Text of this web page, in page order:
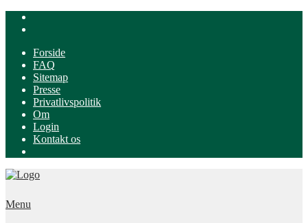
Forside
FAQ
Sitemap
Presse
Privatlivspolitik
Om
Login
Kontakt os
Menu